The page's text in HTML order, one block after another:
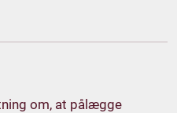
om, at pålægge